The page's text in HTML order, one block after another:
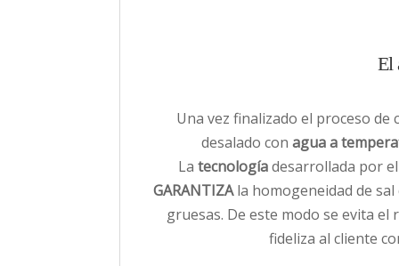
El
Una vez finalizado el proceso de
desalado con agua a
La tecnologíadesarrollada por el
GARANTIZAla homogeneidad de sal
gruesas. De este modo se evita
fideliza al cliente